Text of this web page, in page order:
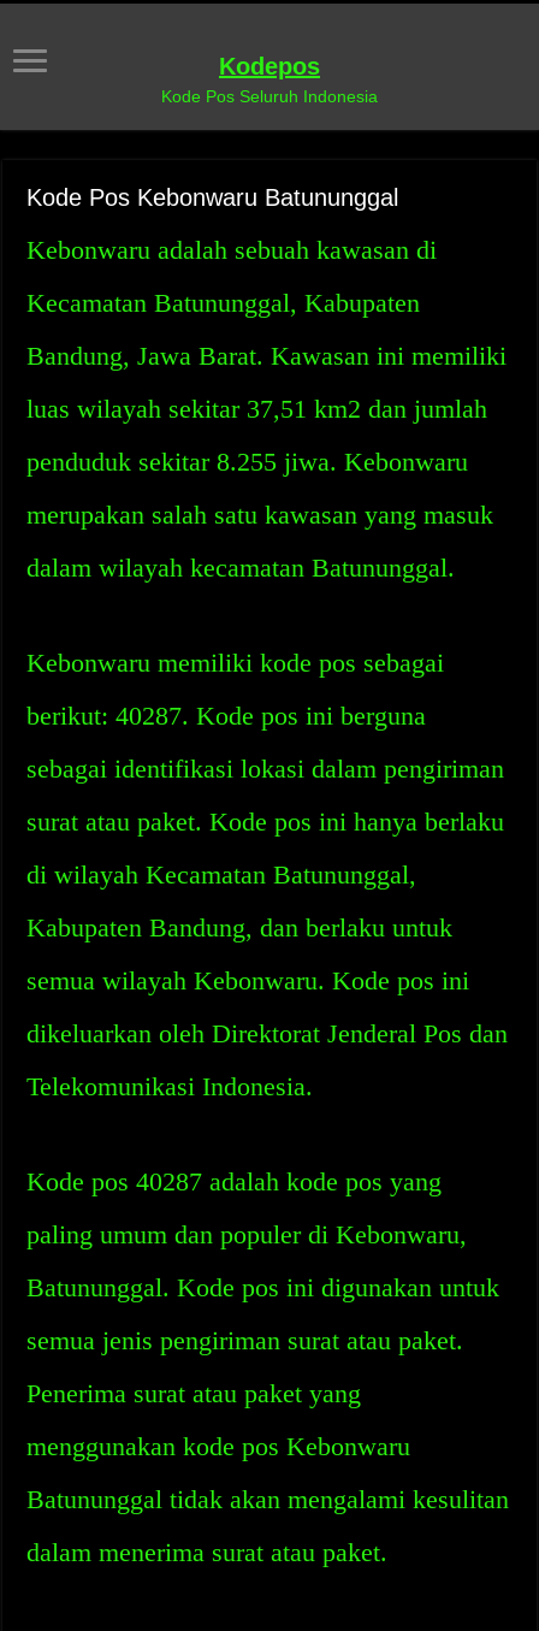
Kodepos
Kode Pos Seluruh Indonesia
Kode Pos Kebonwaru Batununggal
Kebonwaru adalah sebuah kawasan di
Kecamatan Batununggal, Kabupaten
Bandung, Jawa Barat. Kawasan ini memiliki
luas wilayah sekitar 37,51 km2 dan jumlah
penduduk sekitar 8.255 jiwa. Kebonwaru
merupakan salah satu kawasan yang masuk
dalam wilayah kecamatan Batununggal.
Kebonwaru memiliki kode pos sebagai
berikut: 40287. Kode pos ini berguna
sebagai identifikasi lokasi dalam pengiriman
surat atau paket. Kode pos ini hanya berlaku
di wilayah Kecamatan Batununggal,
Kabupaten Bandung, dan berlaku untuk
semua wilayah Kebonwaru. Kode pos ini
dikeluarkan oleh Direktorat Jenderal Pos dan
Telekomunikasi Indonesia.
Kode pos 40287 adalah kode pos yang
paling umum dan populer di Kebonwaru,
Batununggal. Kode pos ini digunakan untuk
semua jenis pengiriman surat atau paket.
Penerima surat atau paket yang
menggunakan kode pos Kebonwaru
Batununggal tidak akan mengalami kesulitan
dalam menerima surat atau paket.